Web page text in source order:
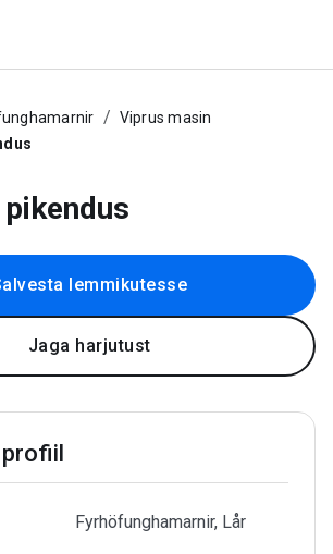
Viprus masin
lemmikutesse
Jaga harjutust
Fyrhöfunghamarnir, Lår